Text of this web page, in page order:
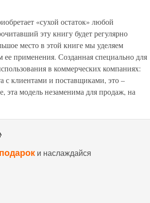
«сухой остаток» любой
эту книгу будет регулярно
место в этой книге мы уделяем
применения. Созданная специально для
в коммерческих компаниях:
с клиентами и поставщиками, это –
эта модель незаменима для продаж, на
и наслаждайся